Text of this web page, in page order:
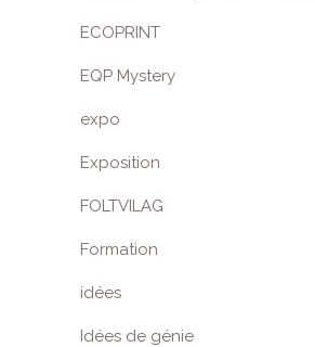
ECOPRINT
EQP Mystery
expo
Exposition
FOLTVILAG
Formation
idées
Idées de génie